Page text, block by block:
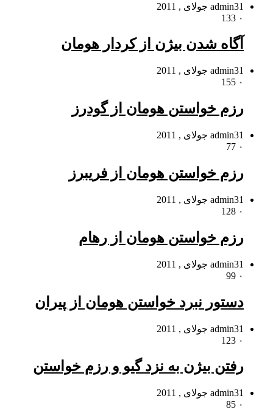
admin31 جولای , 2011
۰
آگاه شدن بیژن از کردار هومان
admin31 جولای , 2011
۰
رزم خواستن هومان از گودرز
admin31 جولای , 2011
۰
رزم خواستن هومان از فریبرز
admin31 جولای , 2011
۰
رزم خواستن هومان از رهام‏
admin31 جولای , 2011
۰
دستور نبرد خواستن هومان از پیران
admin31 جولای , 2011
۰
رفتن بیژن به نزد گیو و رزم خواستن
admin31 جولای , 2011
۰